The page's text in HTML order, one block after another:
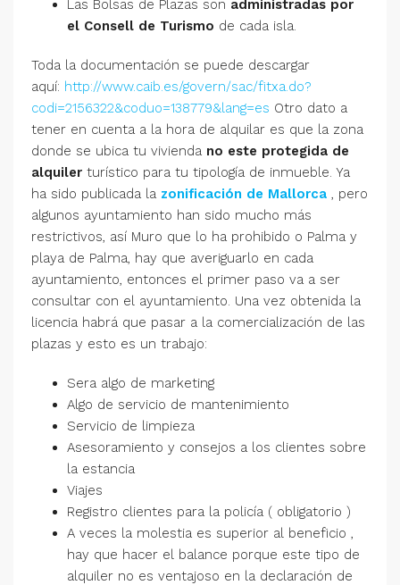
Las Bolsas de Plazas son administradas por
el Consell de Turismo de cada isla.
Toda la documentación se puede descargar
aquí: http://www.caib.es/govern/sac/fitxa.do?
codi=2156322&coduo=138779&lang=es Otro dato a
tener en cuenta a la hora de alquilar es que la zona
donde se ubica tu vivienda no este protegida de
alquiler turístico para tu tipología de inmueble. Ya
ha sido publicada la zonificación de Mallorca , pero
algunos ayuntamiento han sido mucho más
restrictivos, así Muro que lo ha prohibido o Palma y
playa de Palma, hay que averiguarlo en cada
ayuntamiento, entonces el primer paso va a ser
consultar con el ayuntamiento. Una vez obtenida la
licencia habrá que pasar a la comercialización de las
plazas y esto es un trabajo:
Sera algo de marketing
Algo de servicio de mantenimiento
Servicio de limpieza
Asesoramiento y consejos a los clientes sobre
la estancia
Viajes
Registro clientes para la policía ( obligatorio )
A veces la molestia es superior al beneficio ,
hay que hacer el balance porque este tipo de
alquiler no es ventajoso en la declaración de